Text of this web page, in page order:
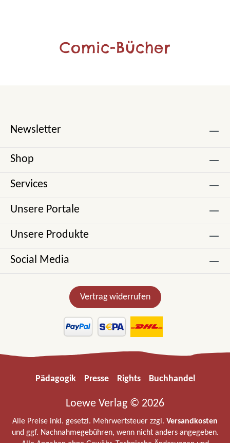
Comic-Bücher
Newsletter
Shop
Services
Unsere Portale
Unsere Produkte
Social Media
Vertrag widerrufen
Pädagogik Presse Rights Buchhandel
Loewe Verlag © 2026
Alle Preise inkl. gesetzl. Mehrwertsteuer zzgl. Versandkosten
und ggf. Nachnahmegebühren, wenn nicht anders angegeben.